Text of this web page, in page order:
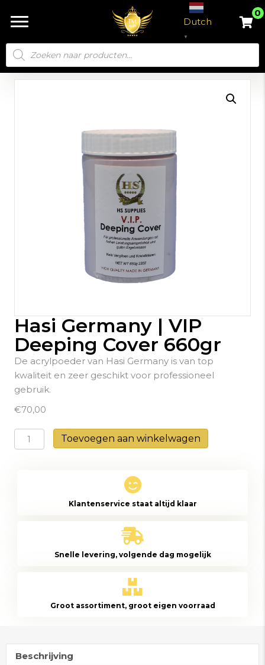
Dutch
▼
0
Producten
zoeken
Hasi Germany | VIP
Deeping Cover 660gr
De acrylpoeder van Hasi Germany is van top
kwaliteit en zeer geschikt voor professioneel
gebruik.
€70,00
Hasi
Germany
Toevoegen aan winkelwagen
Klantenservice staat altijd klaar
Snelle levering, volgende dag mogelijk
Groot assortiment, groot eigen voorraad
Beschrijving